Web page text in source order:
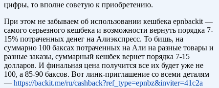
цифры, то вполне советую к приобретению.
При этом не забываем об использовании кешбека epnbackit —
самого серьезного кешбека и возможности вернуть порядка 7-
15% потраченных денег на Алиэкспресс. То бишь, на
суммарно 100 баксах потраченных на Али на разные товары и
разные заказы, суммарный кешбек вернет порядка 7-15
долларов. И финальная цена получится все их будет уже не
100, а 85-90 баксов. Вот линк-приглашение со всеми деталям
— https://backit.me/ru/cashback?ref_type=epnbz&inviter=41c2a